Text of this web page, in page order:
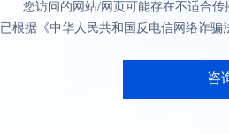
您访问的网站/网页可能存在不适合
已根据《中华人民共和国反电信网络诈
咨